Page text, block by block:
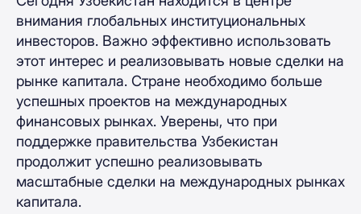
внимания глобальных институциональных
инвесторов. Важно эффективно использовать
этот интерес и реализовывать новые сделки на
рынке капитала. Стране необходимо больше
успешных проектов на международных
финансовых рынках. Уверены, что при
поддержке правительства Узбекистан
продолжит успешно реализовывать
масштабные сделки на международных рынках
капитала.